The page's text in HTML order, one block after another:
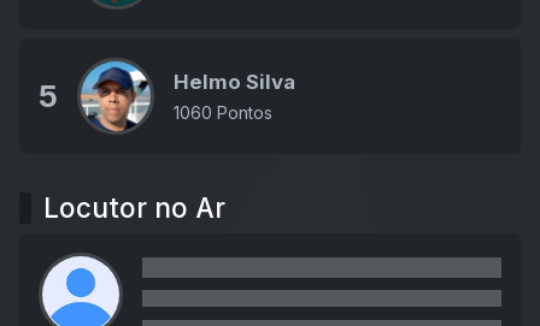
5 Helmo Silva
1060 Pontos
Locutor no Ar